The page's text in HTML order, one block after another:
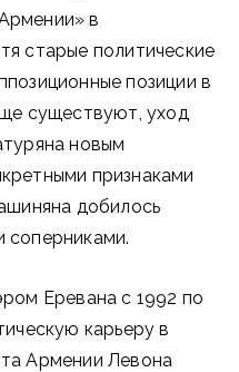
в
старые политические
позиции в
существуют, уход
новым
признаками
добилось
соперниками.
Еревана с 1992 по
карьеру в
Армении Левона